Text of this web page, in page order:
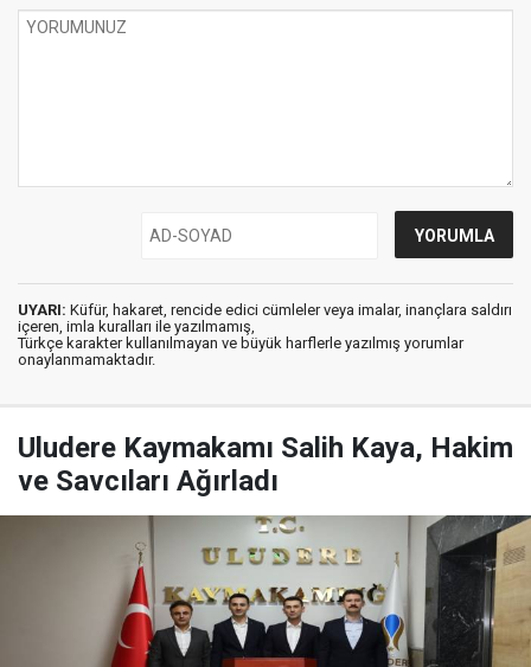
UYARI: Küfür, hakaret, rencide edici cümleler veya imalar, inançlara saldırı
içeren, imla kuralları ile yazılmamış,
Türkçe karakter kullanılmayan ve büyük harflerle yazılmış yorumlar
onaylanmamaktadır.
Uludere Kaymakamı Salih Kaya, Hakim
ve Savcıları Ağırladı